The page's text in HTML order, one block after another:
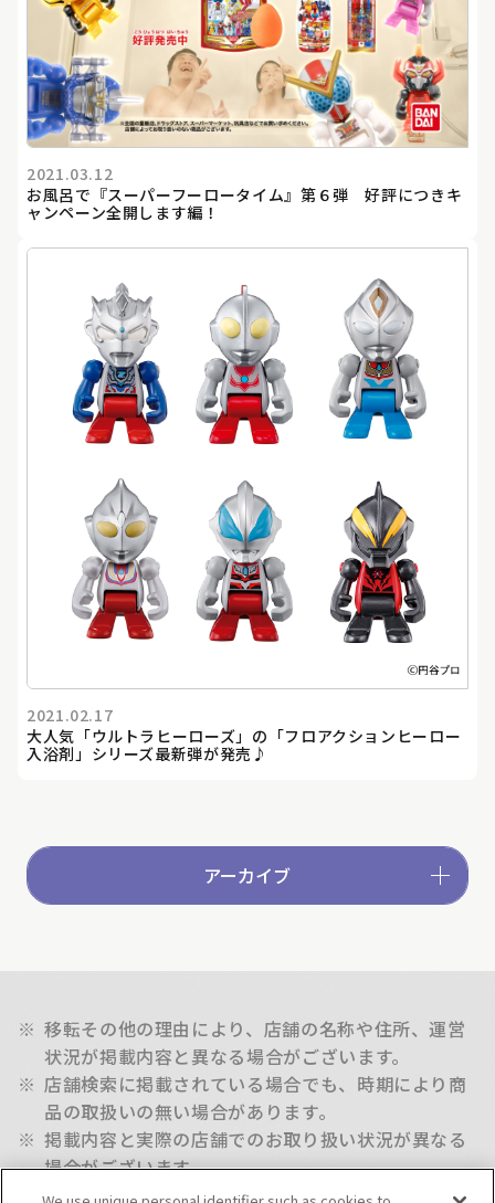
2021.03.12
お風呂で『スーパーフーロータイム』第６弾 好評につきキ
ャンペーン全開します編！
2021.02.17
大人気「ウルトラヒーローズ」の「フロアクションヒーロー
入浴剤」シリーズ最新弾が発売♪
アーカイブ
※ 移転その他の理由により、店舗の名称や住所、運営
状況が掲載内容と異なる場合がございます。
※ 店舗検索に掲載されている場合でも、時期により商
品の取扱いの無い場合があります。
※ 掲載内容と実際の店舗でのお取り扱い状況が異なる
場合がございます。
新商品の取扱い開始日は店舗によって異なり、商品